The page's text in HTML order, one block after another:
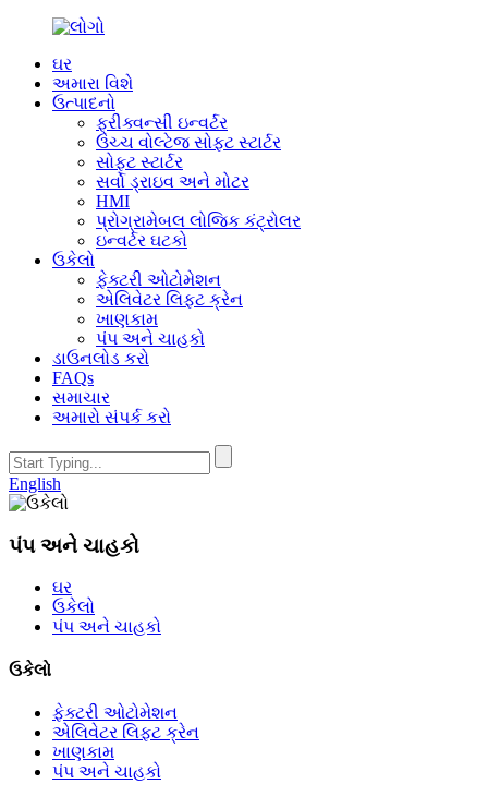
ઘર
અમારા વિશે
ઉત્પાદનો
ફ્રીક્વન્સી ઇન્વર્ટર
ઉચ્ચ વોલ્ટેજ સોફ્ટ સ્ટાર્ટર
સોફ્ટ સ્ટાર્ટર
સર્વો ડ્રાઇવ અને મોટર
HMI
પ્રોગ્રામેબલ લોજિક કંટ્રોલર
ઇન્વર્ટર ઘટકો
ઉકેલો
ફેક્ટરી ઓટોમેશન
એલિવેટર લિફ્ટ ક્રેન
ખાણકામ
પંપ અને ચાહકો
ડાઉનલોડ કરો
FAQs
સમાચાર
અમારો સંપર્ક કરો
English
પંપ અને ચાહકો
ઘર
ઉકેલો
પંપ અને ચાહકો
ઉકેલો
ફેક્ટરી ઓટોમેશન
એલિવેટર લિફ્ટ ક્રેન
ખાણકામ
પંપ અને ચાહકો